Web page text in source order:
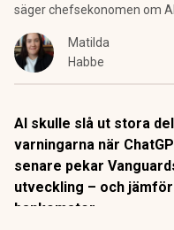
säger chefsekonomen om
Matilda
Habbe
AI skulle slå ut stora
varningarna när
senare pekar
utveckling – och
bankomater.